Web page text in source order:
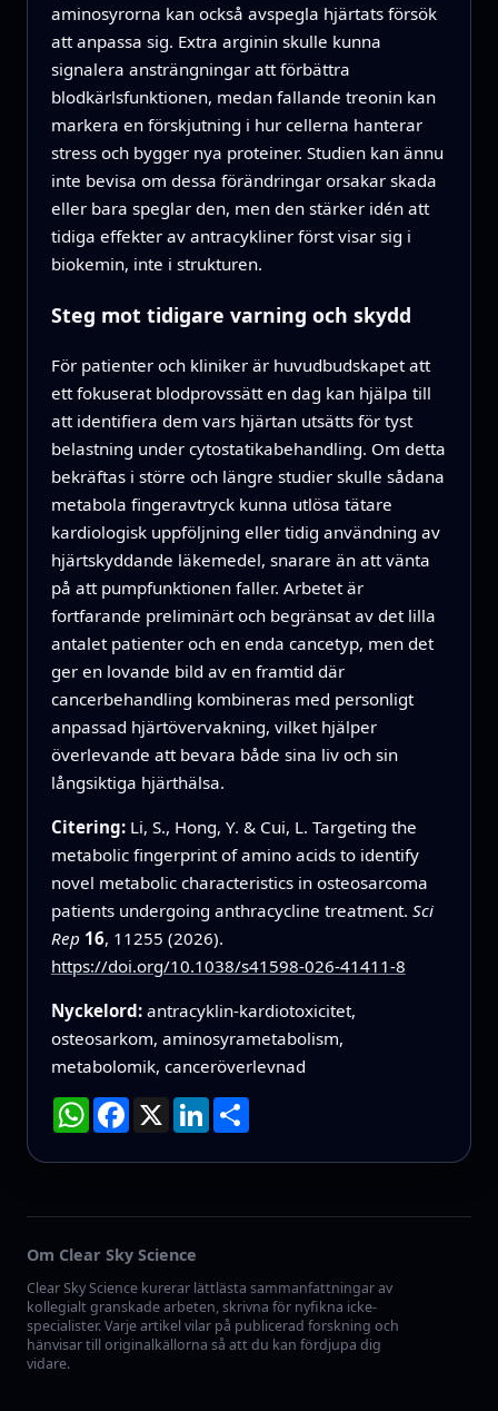
aminosyrorna kan också avspegla hjärtats försök
att anpassa sig. Extra arginin skulle kunna
signalera ansträngningar att förbättra
blodkärlsfunktionen, medan fallande treonin kan
markera en förskjutning i hur cellerna hanterar
stress och bygger nya proteiner. Studien kan ännu
inte bevisa om dessa förändringar orsakar skada
eller bara speglar den, men den stärker idén att
tidiga effekter av antracykliner först visar sig i
biokemin, inte i strukturen.
Steg mot tidigare varning och skydd
För patienter och kliniker är huvudbudskapet att
ett fokuserat blodprovssätt en dag kan hjälpa till
att identifiera dem vars hjärtan utsätts för tyst
belastning under cytostatikabehandling. Om detta
bekräftas i större och längre studier skulle sådana
metabola fingeravtryck kunna utlösa tätare
kardiologisk uppföljning eller tidig användning av
hjärtskyddande läkemedel, snarare än att vänta
på att pumpfunktionen faller. Arbetet är
fortfarande preliminärt och begränsat av det lilla
antalet patienter och en enda cancetyp, men det
ger en lovande bild av en framtid där
cancerbehandling kombineras med personligt
anpassad hjärtövervakning, vilket hjälper
överlevande att bevara både sina liv och sin
långsiktiga hjärthälsa.
Citering: Li, S., Hong, Y. & Cui, L. Targeting the
metabolic fingerprint of amino acids to identify
novel metabolic characteristics in osteosarcoma
patients undergoing anthracycline treatment. Sci
Rep 16, 11255 (2026).
https://doi.org/10.1038/s41598-026-41411-8
Nyckelord: antracyklin-kardiotoxicitet,
osteosarkom, aminosyrametabolism,
metabolomik, canceröverlevnad
WhatsApp
Facebook
X LinkedIn
Dela
Om Clear Sky Science
Clear Sky Science kurerar lättlästa sammanfattningar av
kollegialt granskade arbeten, skrivna för nyfikna icke-
specialister. Varje artikel vilar på publicerad forskning och
hänvisar till originalkällorna så att du kan fördjupa dig
vidare.